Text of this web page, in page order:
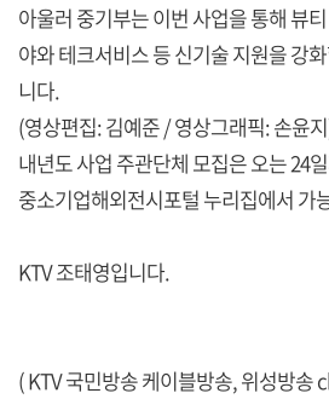
아울러 중기부는 이번 사업을 통해 뷰
야와 테크서비스 등 신기술 지원을 강
니다.
(영상편집: 김예준 / 영상그래픽: 손윤
내년도 사업 주관단체 모집은 오는 24
중소기업해외전시포털 누리집에서 가
KTV 조태영입니다.
( KTV 국민방송 케이블방송, 위성방송